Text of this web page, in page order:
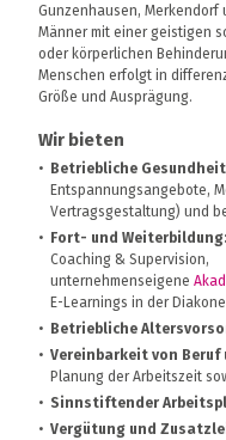
Gunzenhausen, Merkendorf
Männer mit einer geistigen
oder körperlichen
Menschen erfolgt in
Größe und Ausprägung.
Wir bieten
Betriebliche
Entspannungsangebote,
Vertragsgestaltung) und
Fort- und Weiterbildung:
Coaching & Supervision,
unternehmenseigene
E-Learnings in der
Betriebliche
Vereinbarkeit von Beruf
Planung der Arbeitszeit
Sinnstiftender
Vergütung und